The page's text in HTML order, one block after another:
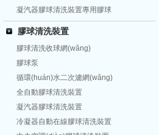
凝汽器膠球清洗裝置專用膠球
膠球清洗裝置
膠球清洗收球網(wǎng)
膠球泵
循環(huán)水二次濾網(wǎng)
全自動膠球清洗裝置
凝汽器膠球清洗裝置
冷凝器自動在線膠球清洗裝置